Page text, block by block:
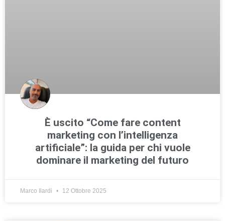
È uscito “Come fare content
marketing con l’intelligenza
artificiale”: la guida per chi vuole
dominare il marketing del futuro
Marco Ilardi 12 Ottobre 2025